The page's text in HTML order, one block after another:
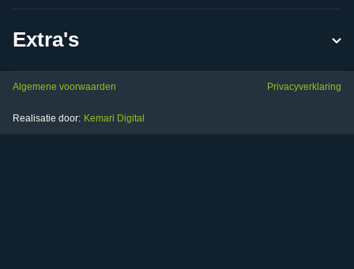
Extra's
Algemene voorwaarden Privacyverklaring
Realisatie door: Kemari Digital